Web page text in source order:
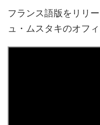
フランス語版をリリ
ュ・ムスタキのオフ